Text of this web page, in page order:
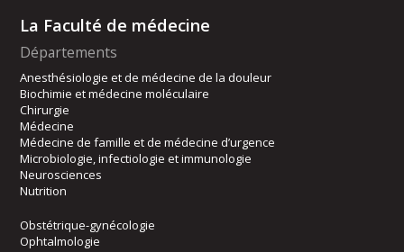
La Faculté de médecine
Départements
Anesthésiologie et de médecine de la douleur
Biochimie et médecine moléculaire
Chirurgie
Médecine
Médecine de famille et de médecine d’urgence
Microbiologie, infectiologie et immunologie
Neurosciences
Nutrition
Obstétrique-gynécologie
Ophtalmologie